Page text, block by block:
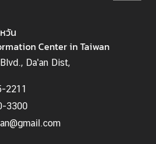
วัน
Center in Taiwan
Da'an Dist,
2211
3300